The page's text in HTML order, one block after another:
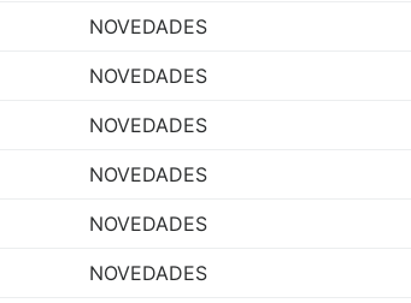
NOVEDADES
NOVEDADES
NOVEDADES
NOVEDADES
NOVEDADES
NOVEDADES